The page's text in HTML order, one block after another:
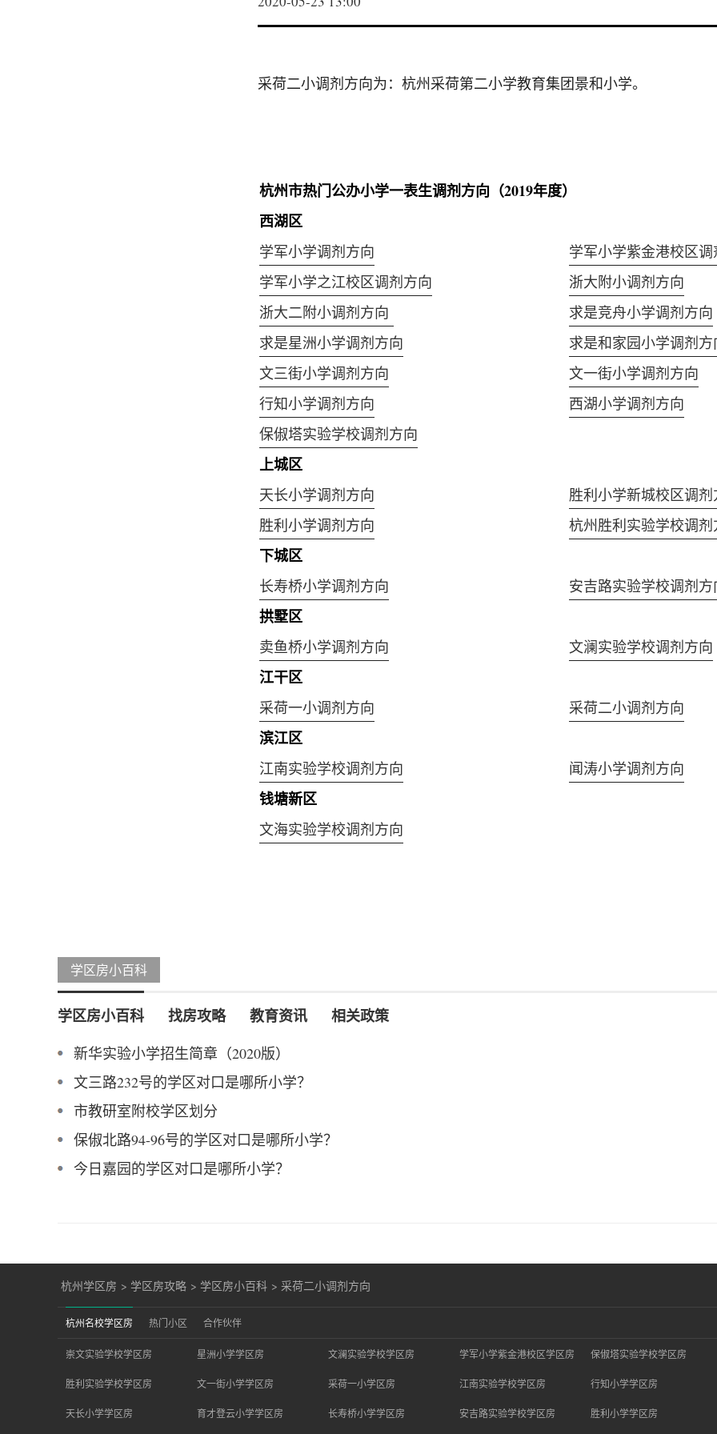
采荷二小调剂方向为：杭州采荷第二小学教育集团景和小学。
杭州市热门公办小学一表生调剂方向（2019年度）
西湖区
学军小学调剂方向
学军小学紫金港校区调
学军小学之江校区调剂方向
浙大附小调剂方向
浙大二附小调剂方向
求是竞舟小学调剂方向
求是星洲小学调剂方向
求是和家园小学调剂方
文三街小学调剂方向
文一街小学调剂方向
行知小学调剂方向
西湖小学调剂方向
保俶塔实验学校调剂方向
上城区
天长小学调剂方向
胜利小学新城校区调剂
胜利小学调剂方向
杭州胜利实验学校调剂
下城区
长寿桥小学调剂方向 安吉路实验学校调剂方
拱墅区
卖鱼桥小学调剂方向 文澜实验学校调剂方向
江干区
采荷一小调剂方向 采荷二小调剂方向
滨江区
江南实验学校调剂方向 闻涛小学调剂方向
钱塘新区
文海实验学校调剂方向
学区房小百科
学区房小百科 找房攻略 教育资讯 相关政策
新华实验小学招生简章（2020版）
文三路232号的学区对口是哪所小学？
市教研室附校学区划分
保俶北路94-96号的学区对口是哪所小学？
今日嘉园的学区对口是哪所小学？
杭州学区房 > 学区房攻略 > 学区房小百科 > 采荷二小调剂方向
杭州名校学区房 热门小区 合作伙伴
崇文实验学校学区房 星洲小学学区房 文澜实验学校学区房 学军小学紫金港校区学区房 保俶塔实验学校学区房
胜利实验学校学区房 文一街小学学区房 采荷一小学区房 江南实验学校学区房 行知小学学区房
天长小学学区房 育才登云小学学区房 长寿桥小学学区房 安吉路实验学校学区房 胜利小学学区房